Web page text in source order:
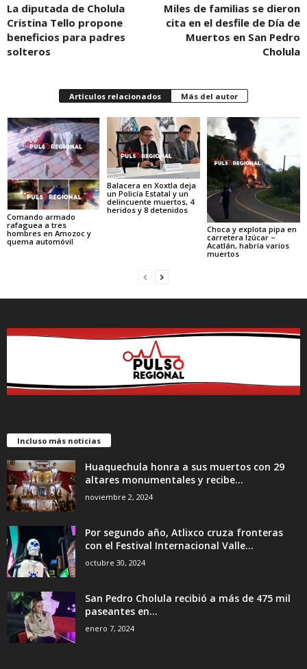
La diputada de Cholula
Cristina Tello propone
beneficios para padres
solteros
Miles de familias se dieron
cita en el desfile de Día de
Muertos en San Pedro
Cholula
Artículos relacionados Más del autor
Comando armado
rafaguea a tres
hombres en Amozoc y
quema automóvil
Balacera en Xoxtla deja
un Policía Estatal y un
delincuente muertos, 4
heridos y 8 detenidos
Choca y explota pipa en
carretera Izúcar –
Acatlán, habría varios
muertos
Incluso más noticias
Huaquechula honra a sus muertos con 29
altares monumentales y recibe...
noviembre 2, 2024
Por segundo año, Atlixco cruza fronteras
con el Festival Internacional Valle...
octubre 30, 2024
San Pedro Cholula recibió a más de 475 mil
paseantes en...
enero 7, 2024